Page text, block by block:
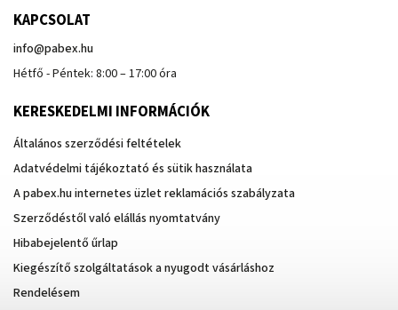
KAPCSOLAT
info@pabex.hu
Hétfő - Péntek: 8:00 – 17:00 óra
KERESKEDELMI INFORMÁCIÓK
Általános szerződési feltételek
Adatvédelmi tájékoztató és sütik használata
A pabex.hu internetes üzlet reklamációs szabályzata
Szerződéstől való elállás nyomtatvány
Hibabejelentő űrlap
Kiegészítő szolgáltatások a nyugodt vásárláshoz
Rendelésem